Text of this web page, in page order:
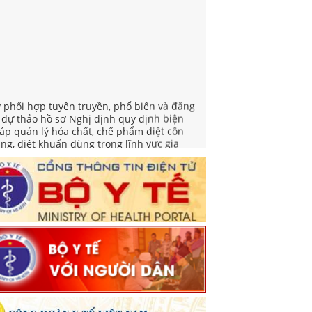
thảo hồ sơ Nghị định quy định biện
quản lý hóa chất, chế phẩm diệt côn
diệt khuẩn dùng trong lĩnh vực gia
và y tế
định ban hành Thể lệ cuộc thi Sản
phát thanh, truyền hình về gương sáng
công tác phòng bệnh năm 2026
khai Tuần lễ thế giới nuôi con bằng sữa
năm 2026
việc triển khai hoạt động hưởng ứng "Ngày
giới phòng, chống mua bán người" và
toàn dân phòng, chống mua bán người"
2026
định Phê duyệt Kế hoạch triển khai
vụ khám sức khoẻ định kỳ hoặc khám